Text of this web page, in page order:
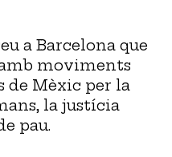
a Barcelona que
moviments
de Mèxic per la
la justícia
pau.